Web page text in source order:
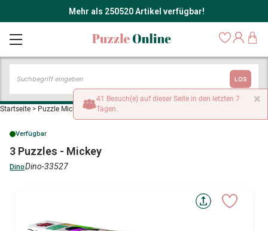
Mehr als 250520 Artikel verfügbar!
LOS
Startseite > Puzzle Micky Maus und Minnie Maus
Verfügbar
3 Puzzles - Mickey
DinoDino-33527
×
41 Besuch(e) auf dieser Seite in den letzten 7
Tagen.